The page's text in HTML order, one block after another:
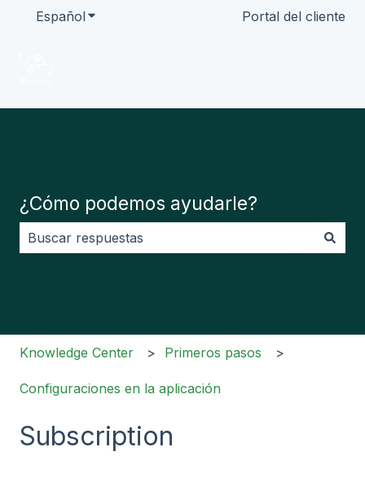
EspañolTraducciones de Mostrar submenú de
Portal del cliente
¿Cómo podemos ayudarle?
Knowledge Center Primeros pasos
Configuraciones en la aplicación
Subscription